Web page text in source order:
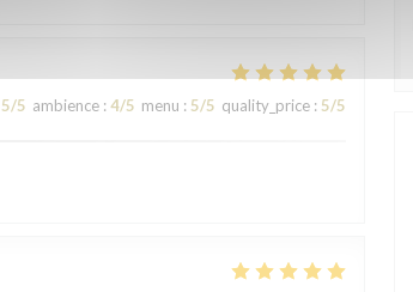
5/5 ambience : 4/5 menu : 5/5 quality_price : 5/5